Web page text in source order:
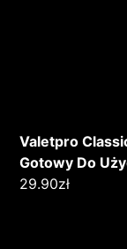
Valetpro
Gotowy Do
29.90zł